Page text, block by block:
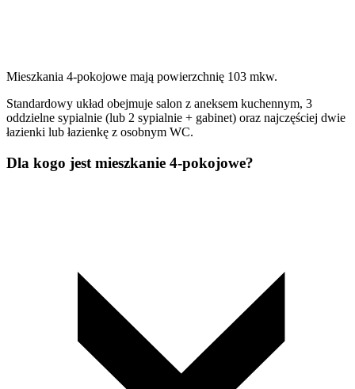
Mieszkania 4-pokojowe mają powierzchnię 103 mkw.
Standardowy układ obejmuje salon z aneksem kuchennym, 3
oddzielne sypialnie (lub 2 sypialnie + gabinet) oraz najczęściej dwie
łazienki lub łazienkę z osobnym WC.
Dla kogo jest mieszkanie 4-pokojowe?